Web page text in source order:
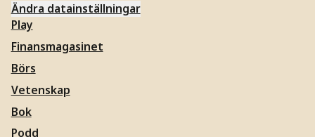
Ändra datainställningar
Play
Finansmagasinet
Börs
Vetenskap
Bok
Podd